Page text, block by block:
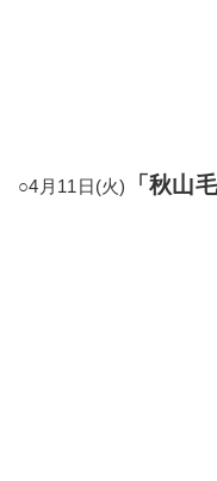
○4月11日(火) 「秋山